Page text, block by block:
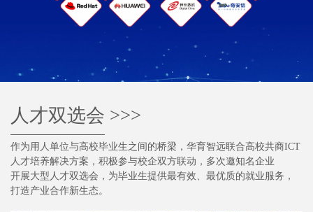
人才双选会 >>>
作为用人单位与高校毕业生之间的桥梁，华育智远联合高校共商ICT
人才培养解决方案，积极参与校企双方联动，多次邀知名企业
开展大型人才双选会，为毕业生提供最有效、最优质的就业服务，
打造产业合作新生态。